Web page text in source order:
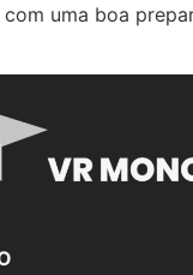
uma boa